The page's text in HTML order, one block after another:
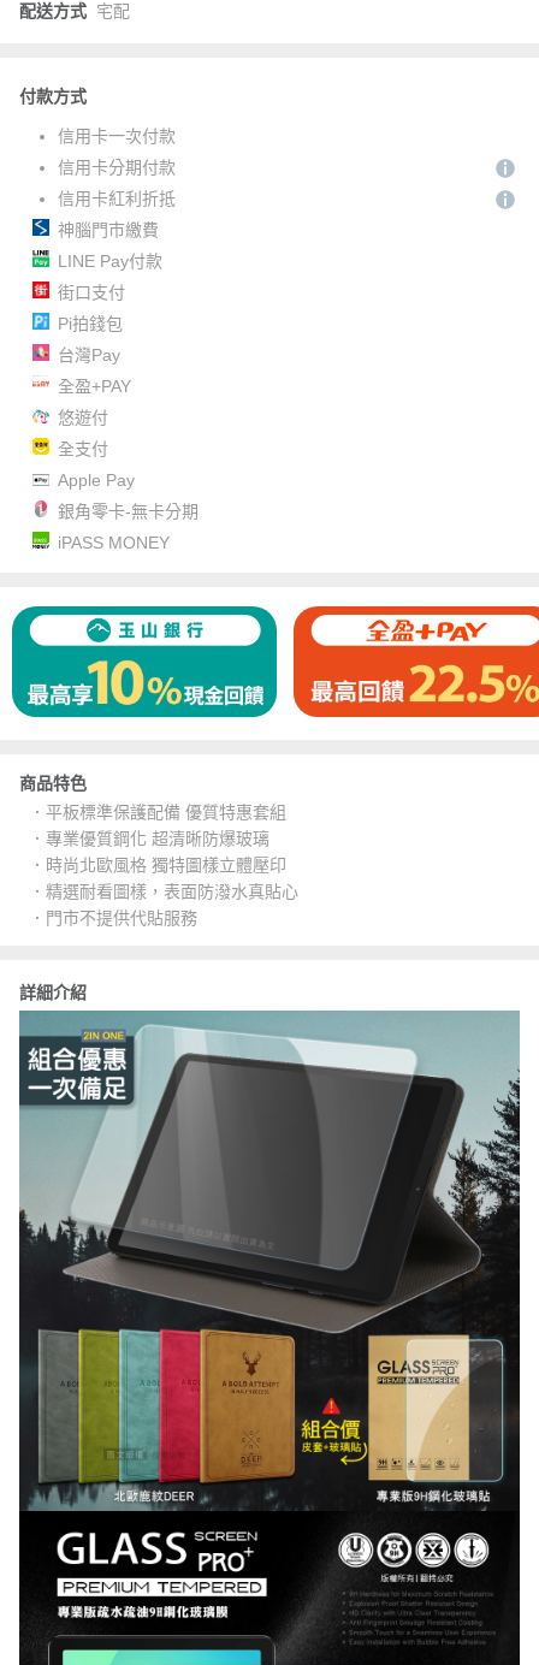
配送方式 宅配
付款方式
信用卡一次付款
信用卡分期付款
信用卡紅利折抵
神腦門市繳費
LINE Pay付款
街口支付
Pi拍錢包
台灣Pay
全盈+PAY
悠遊付
全支付
Apple Pay
銀角零卡-無卡分期
iPASS MONEY
商品特色
．平板標準保護配備 優質特惠套組
．專業優質鋼化 超清晰防爆玻璃
．時尚北歐風格 獨特圖樣立體壓印
．精選耐看圖樣，表面防潑水真貼心
．門市不提供代貼服務
詳細介紹